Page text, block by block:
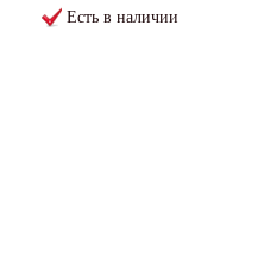
Есть в наличии